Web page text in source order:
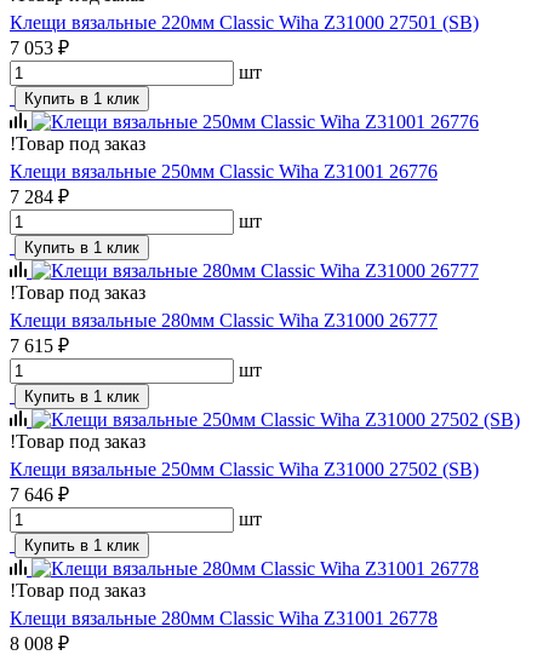
Клещи вязальные 220мм Classic Wiha Z31000 27501 (SB)
7 053 ₽
шт
Купить в 1 клик
!Товар под заказ
Клещи вязальные 250мм Classic Wiha Z31001 26776
7 284 ₽
шт
Купить в 1 клик
!Товар под заказ
Клещи вязальные 280мм Classic Wiha Z31000 26777
7 615 ₽
шт
Купить в 1 клик
!Товар под заказ
Клещи вязальные 250мм Classic Wiha Z31000 27502 (SB)
7 646 ₽
шт
Купить в 1 клик
!Товар под заказ
Клещи вязальные 280мм Classic Wiha Z31001 26778
8 008 ₽